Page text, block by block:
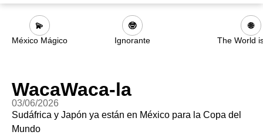
💫
México Mágico
🤓
Ignorante
🌐
The World
WacaWaca-la
03/06/2026
Sudáfrica y Japón ya están en México para la Copa del
Mundo